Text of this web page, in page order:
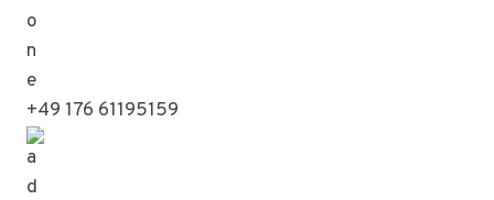
+49 176 61195159